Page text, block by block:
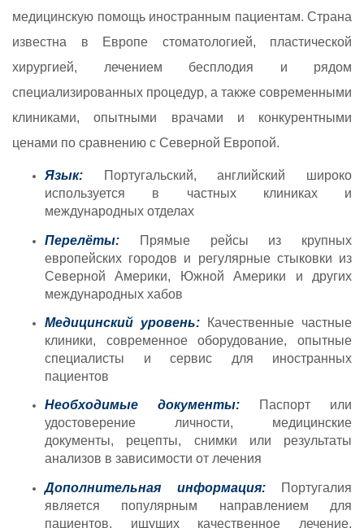
медицинскую помощь иностранным пациентам. Страна
известна в Европе стоматологией, пластической
хирургией, лечением бесплодия и рядом
специализированных процедур, а также современными
клиниками, опытными врачами и конкурентными
ценами по сравнению с Северной Европой.
Язык:
Португальский, английский широко
используется в частных клиниках и
международных отделах
Перелёты:
Прямые рейсы из крупных
европейских городов и регулярные стыковки из
Северной Америки, Южной Америки и других
международных хабов
Медицинский уровень:
Качественные частные
клиники, современное оборудование, опытные
специалисты и сервис для иностранных
пациентов
Необходимые документы:
Паспорт или
удостоверение личности, медицинские
документы, рецепты, снимки или результаты
анализов в зависимости от лечения
Дополнительная информация:
Португалия
является популярным направлением для
пациентов, ищущих качественное лечение,